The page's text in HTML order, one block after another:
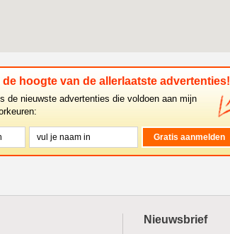
de hoogte van de allerlaatste advertenties!
de nieuwste advertenties die voldoen aan mijn
Nieuwsbrief